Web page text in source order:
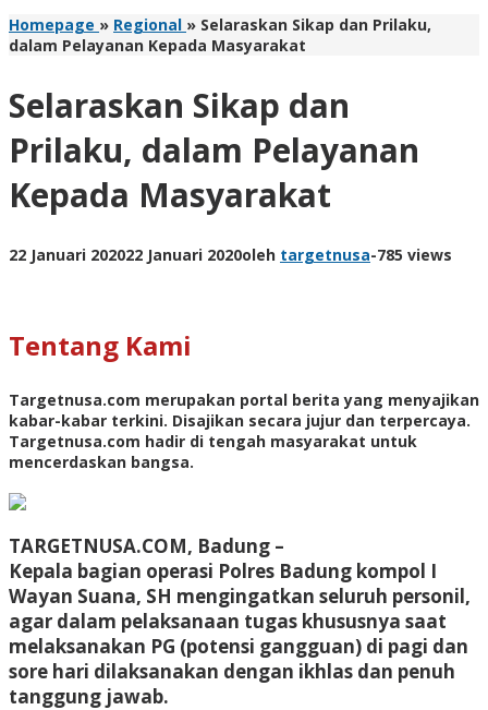
Homepage » Regional » Selaraskan Sikap dan Prilaku,
dalam Pelayanan Kepada Masyarakat
Selaraskan Sikap dan
Prilaku, dalam Pelayanan
Kepada Masyarakat
22 Januari 202022 Januari 2020oleh targetnusa-785 views
Tentang Kami
Targetnusa.com merupakan portal berita yang menyajikan
kabar-kabar terkini. Disajikan secara jujur dan terpercaya.
Targetnusa.com hadir di tengah masyarakat untuk
mencerdaskan bangsa.
TARGETNUSA.COM, Badung –
Kepala bagian operasi Polres Badung kompol I
Wayan Suana, SH mengingatkan seluruh personil,
agar dalam pelaksanaan tugas khususnya saat
melaksanakan PG (potensi gangguan) di pagi dan
sore hari dilaksanakan dengan ikhlas dan penuh
tanggung jawab.